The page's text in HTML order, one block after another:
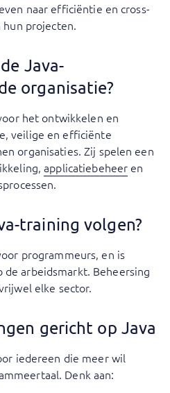
naar efficiëntie en cross-
projecten.
Java-
organisatie?
het ontwikkelen en
veilige en efficiënte
organisaties. Zij spelen een
applicatiebeheer en
training volgen?
programmeurs, en is
de arbeidsmarkt. Beheersing
elke sector.
gericht op Java
iedereen die meer wil
Denk aan: